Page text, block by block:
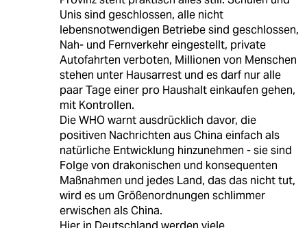
Unis sind geschlossen, alle nicht
lebensnotwendigen Betriebe sind geschlossen,
Nah- und Fernverkehr eingestellt, private
Autofahrten verboten, Millionen von Menschen
stehen unter Hausarrest und es darf nur alle
paar Tage einer pro Haushalt einkaufen gehen,
mit Kontrollen.
Die WHO warnt ausdrücklich davor, die
positiven Nachrichten aus China einfach als
natürliche Entwicklung hinzunehmen - sie sind
Folge von drakonischen und konsequenten
Maßnahmen und jedes Land, das das nicht tut,
wird es um Größenordnungen schlimmer
erwischen als China.